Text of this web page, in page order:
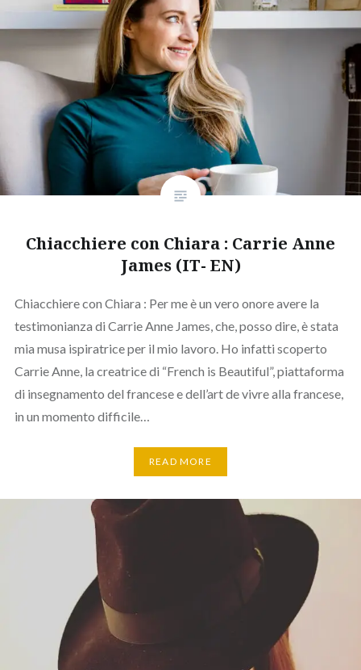
Chiacchiere con Chiara : Carrie Anne
James (IT- EN)
Chiacchiere con Chiara : Per me è un vero onore avere la
testimonianza di Carrie Anne James, che, posso dire, è stata
mia musa ispiratrice per il mio lavoro. Ho infatti scoperto
Carrie Anne, la creatrice di “French is Beautiful”, piattaforma
di insegnamento del francese e dell’art de vivre alla francese,
in un momento difficile…
READ MORE